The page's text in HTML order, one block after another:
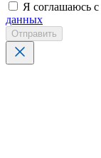
Я соглашаюсь с
данных
Отправить